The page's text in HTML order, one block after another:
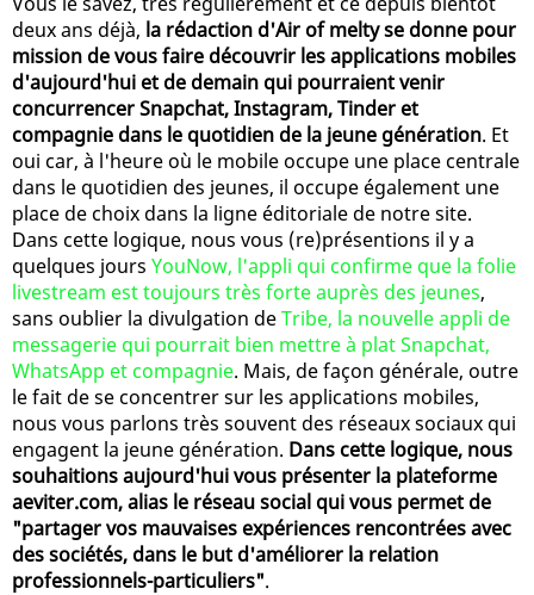
deux ans déjà, la rédaction d'Air of melty se donne pour
mission de vous faire découvrir les applications mobiles
d'aujourd'hui et de demain qui pourraient venir
concurrencer Snapchat, Instagram, Tinder et
compagnie dans le quotidien de la jeune génération. Et
oui car, à l'heure où le mobile occupe une place centrale
dans le quotidien des jeunes, il occupe également une
place de choix dans la ligne éditoriale de notre site.
Dans cette logique, nous vous (re)présentions il y a
quelques jours YouNow, l'appli qui confirme que la folie
livestream est toujours très forte auprès des jeunes,
sans oublier la divulgation deTribe, la nouvelle appli de
messagerie qui pourrait bien mettre à plat Snapchat,
WhatsApp et compagnie. Mais, de façon générale, outre
le fait de se concentrer sur les applications mobiles,
nous vous parlons très souvent des réseaux sociaux qui
engagent la jeune génération. Dans cette logique, nous
souhaitions aujourd'hui vous présenter la plateforme
aeviter.com, alias le réseau social qui vous permet de
"partager vos mauvaises expériences rencontrées avec
des sociétés, dans le but d'améliorer la relation
professionnels-particuliers".